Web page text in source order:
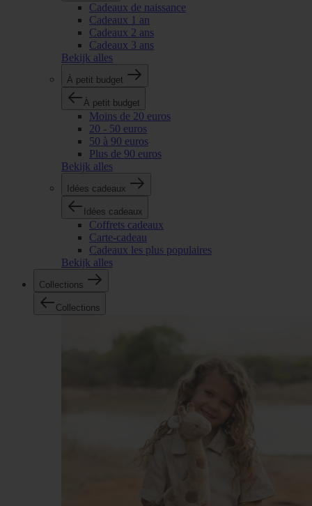
Cadeaux de naissance
Cadeaux 1 an
Cadeaux 2 ans
Cadeaux 3 ans
Bekijk alles
À petit budget
À petit budget
Moins de 20 euros
20 - 50 euros
50 à 90 euros
Plus de 90 euros
Bekijk alles
Idées cadeaux
Idées cadeaux
Coffrets cadeaux
Carte-cadeau
Cadeaux les plus populaires
Bekijk alles
Collections
Collections